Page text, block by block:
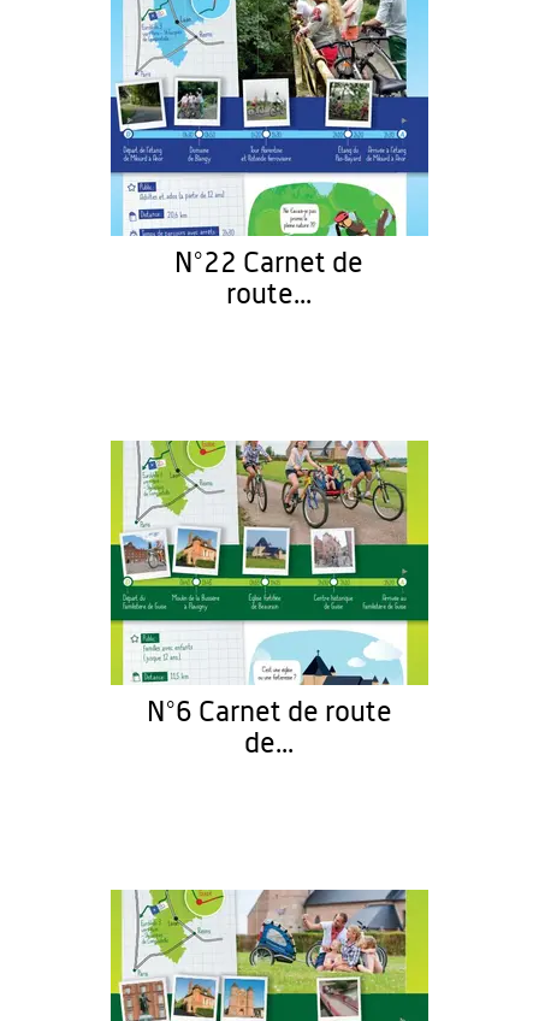
N°22 Carnet de
route...
N°6 Carnet de route
de...